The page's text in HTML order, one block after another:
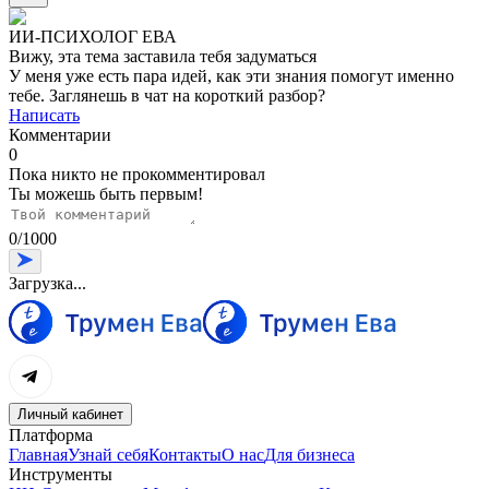
ИИ-ПСИХОЛОГ ЕВА
Вижу, эта тема заставила тебя задуматься
У меня уже есть пара идей, как эти знания помогут именно
тебе. Заглянешь в чат на короткий разбор?
Написать
Комментарии
0
Пока никто не прокомментировал
Ты можешь быть первым!
0/1000
Загрузка...
Личный кабинет
Платформа
ГлавнаяУзнай себяКонтактыО насДля бизнеса
Инструменты